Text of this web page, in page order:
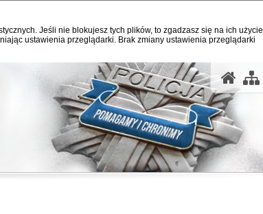
Jeśli nie blokujesz tych plików, to zgadzasz się na ich użycie
ustawienia przeglądarki. Brak zmiany ustawienia przeglądarki